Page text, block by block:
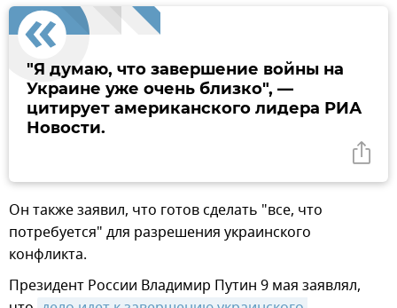
"Я думаю, что завершение войны на
Украине уже очень близко", —
цитирует американского лидера РИА
Новости.
Он также заявил, что готов сделать "все, что
потребуется" для разрешения украинского
конфликта.
Президент России Владимир Путин 9 мая заявлял,